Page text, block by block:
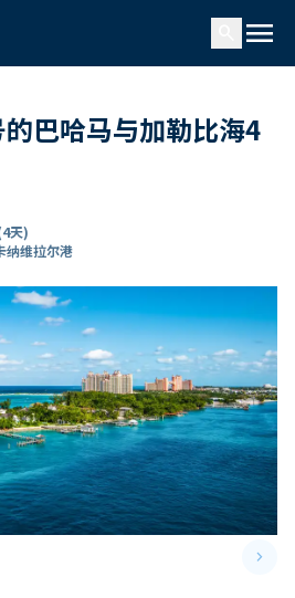
menu
巴哈马与加勒比海4
4天)
纳维拉尔港
keyboard_arrow_right